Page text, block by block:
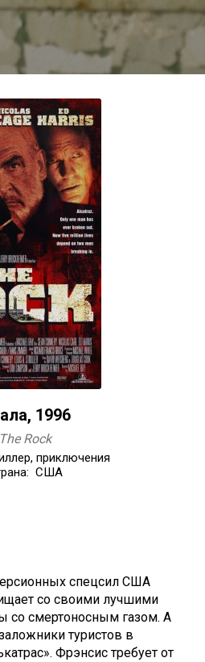
1996
The Rock
приключения
США
спецсил США
со своими лучшими
со смертоносным газом. А
туристов в
Фрэнсис требует от